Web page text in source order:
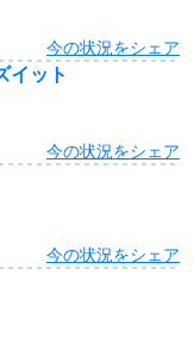
今の状況をシェア
イット
今の状況をシェア
今の状況をシェア